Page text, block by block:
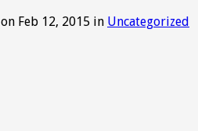
on Feb 12, 2015 in Uncategorized